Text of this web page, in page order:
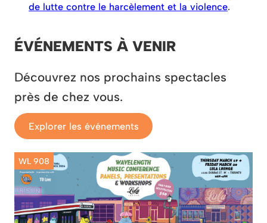
de lutte contre le harcèlement et la violence.
ÉVÉNEMENTS À VENIR
Découvrez nos prochains spectacles
près de chez vous.
Explorer les événements
WL 908